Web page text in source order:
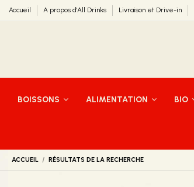
Accueil A propos d'All Drinks Livraison et Drive-in
BOISSONS ALIMENTATION BIO
ACCUEIL RÉSULTATS DE LA RECHERCHE